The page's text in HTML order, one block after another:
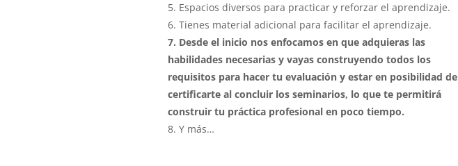
5. Espacios diversos para practicar y reforzar el aprendizaje.
6. Tienes material adicional para facilitar el aprendizaje.
7. Desde el inicio nos enfocamos en que adquieras las
habilidades necesarias y vayas construyendo todos los
requisitos para hacer tu evaluación y estar en posibilidad de
certificarte al concluir los seminarios, lo que te permitirá
construir tu práctica profesional en poco tiempo.
8. Y más…